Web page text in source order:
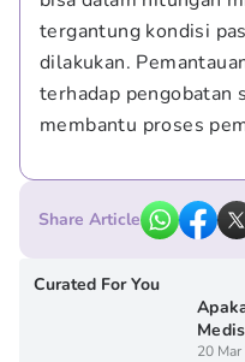
tergantung kondisi
dilakukan.
terhadap pengobatan
membantu proses
Share Article
Curated For You
20